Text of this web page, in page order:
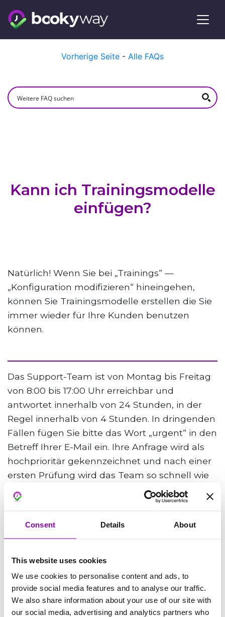
Consent Details About
This website uses cookies
We use cookies to personalise content and ads, to
provide social media features and to analyse our traffic.
We also share information about your use of our site with
our social media, advertising and analytics partners who
Vorherige Seite - Alle FAQs
Kann ich Trainingsmodelle
einfügen?
Natürlich! Wenn Sie bei „Trainings“ —
„Konfiguration modifizieren“ hineingehen,
können Sie Trainingsmodelle erstellen die Sie
immer wieder für Ihre Kunden benutzen
können.
Das Support-Team ist von Montag bis Freitag
von 8:00 bis 17:00 Uhr erreichbar und
antwortet innerhalb von 24 Stunden, in der
Regel innerhalb von 4 Stunden. In dringenden
Fällen fügen Sie bitte das Wort „urgent“ in den
Betreff Ihrer E-Mail ein. Ihre Anfrage wird als
hochprioritär gekennzeichnet und nach einer
ersten Prüfung wird das Team so schnell wie
möglich reagieren.
Als dringend gilt ein Problem, das Sie
Wenn Sie keine Antwort auf Ihre Suche finden,
kontaktieren Sie uns unter
support@bookyway.com